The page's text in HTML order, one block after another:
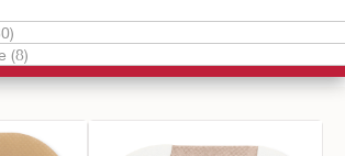
(8)
Auswahl, um Produkte zu finden, die Sie